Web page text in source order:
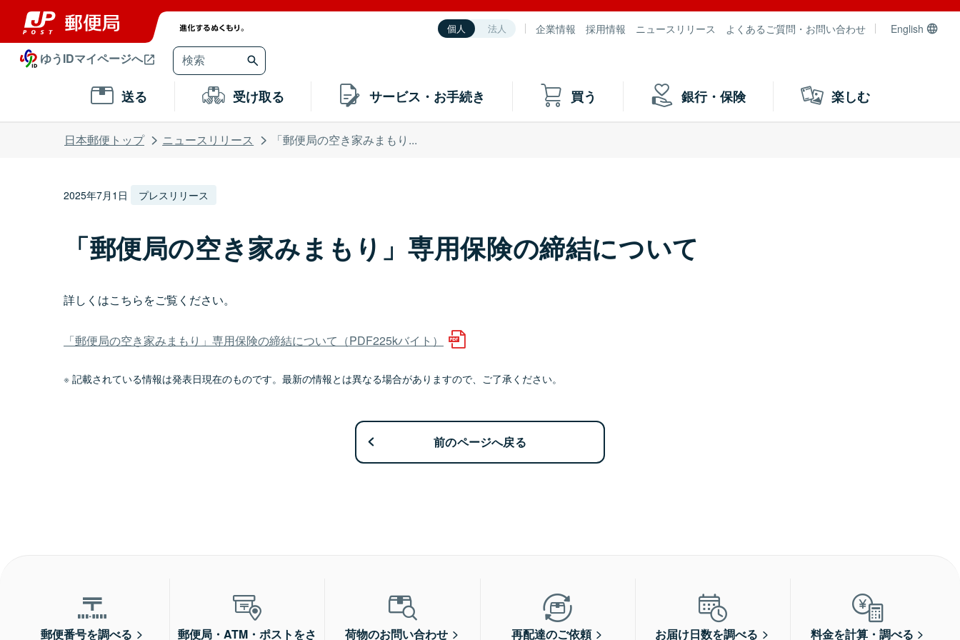
個人 法人 企業情報 採用情報 ニュースリリース よくあるご質問・お問い合わせ English
ゆうIDマイページへ
送る 受け取る サービス・お手続き 買う 銀行・保険 楽しむ
日本郵便トップ ニュースリリース 「郵便局の空き家みまもり...
2025年7月1日 プレスリリース
「郵便局の空き家みまもり」専用保険の締結について
詳しくはこちらをご覧ください。
「郵便局の空き家みまもり」専用保険の締結について（PDF225kバイト）
記載されている情報は発表日現在のものです。最新の情報とは異なる場合がありますので、ご了承ください。
前のページへ戻る
郵便番号を調べる 郵便局・ATM・ポストをさ 荷物のお問い合わせ 再配達のご依頼 お届け日数を調べる 料金を計算・調べる